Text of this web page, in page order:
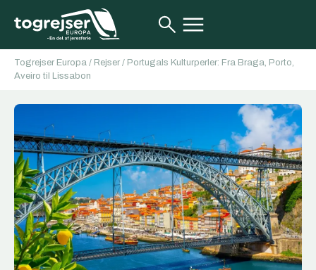
Togrejser Europa / Rejser / Portugals Kulturperler: Fra Braga, Porto,
Aveiro til Lissabon